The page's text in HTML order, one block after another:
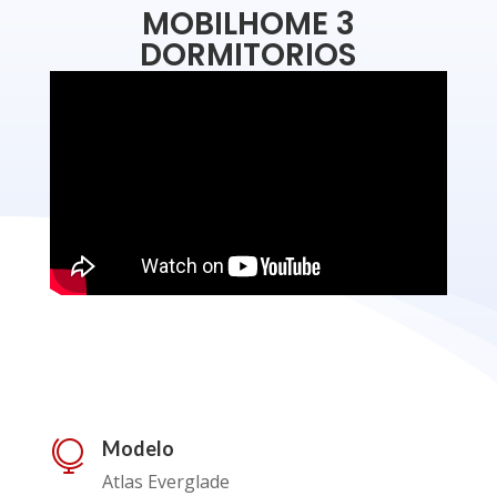
MOBILHOME 3
DORMITORIOS

Modelo
Atlas Everglade